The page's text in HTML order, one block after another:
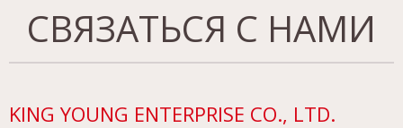
СВЯЗАТЬСЯ С НАМИ
KING YOUNG ENTERPRISE CO., LTD.